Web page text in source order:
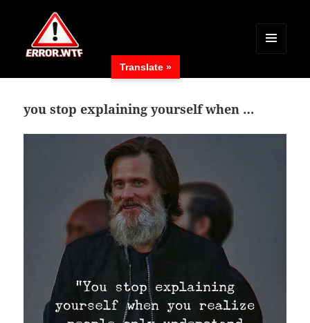
MENÜ
WIDGETS
you stop explaining yourself when …
Translate »